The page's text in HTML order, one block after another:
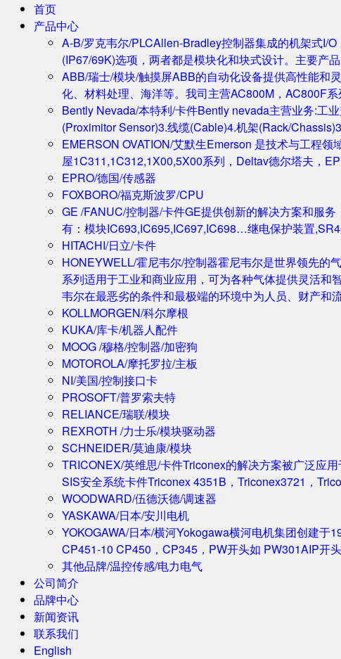
首页
产品中心
A-B/罗克韦尔/PLCAllen-Bradley控制器集成的机架式I/
(IP67/69K)选项，两者都是模块化和块式设计。主要产
ABB/瑞士/模块/触摸屏ABB的自动化设备提供高性能和
化、材料处理、海洋等。我司主营AC800M，AC800F
Bently Nevada/本特利/卡件Bently nevada主营业务:工
(Proximitor Sensor)3.线缆(Cable)4.机架(Rack/
EMERSON OVATION/艾默生Emerson 是技术与工程领
屋1C311,1C312,1X00,5X00系列，Deltav德尔塔夫，
EPRO/德国/传感器
FOXBORO/福克斯波罗/CPU
GE /FANUC/控制器/卡件GE提供创新的解决方案和服
有：模块IC693,IC695,IC697,IC698…继电保护装置
HITACHI/日立/卡件
HONEYWELL/霍尼韦尔/控制器霍尼韦尔是世界领先的
系列适用于工业和商业应用，可为各种气体提供灵活
韦尔在最恶劣的条件和最极端的环境中为人员、财产和
KOLLMORGEN/科尔摩根
KUKA/库卡/机器人配件
MOOG /穆格/控制器/加密狗
MOTOROLA/摩托罗拉/主板
NI/美国/控制接口卡
PROSOFT/普罗索夫特
RELIANCE/瑞联/模块
REXROTH /力士乐/模块驱动器
SCHNEIDER/莫迪康/模块
TRICONEX/英维思/卡件Triconex的解决方案被广泛应
SIS安全系统卡件Triconex 4351B，Triconex3721，
WOODWARD/伍德沃德/调速器
YASKAWA/日本/安川电机
YOKOGAWA/日本/横河Yokogawa横河电机集团创建于
CP451-10 CP450，CP345，PW开头如 PW301AIP开
其他品牌/温控传感/电力电气
公司简介
品牌中心
新闻资讯
联系我们
English